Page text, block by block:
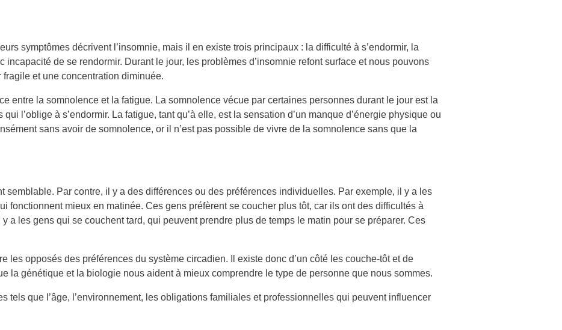
symptômes décrivent l’insomnie, mais il en existe trois principaux : la difficulté à s’endormir, la
de se rendormir. Durant le jour, les problèmes d’insomnie refont surface et nous pouvons
et une concentration diminuée.
entre la somnolence et la fatigue. La somnolence vécue par certaines personnes durant le jour est la
l’oblige à s’endormir. La fatigue, tant qu’à elle, est la sensation d’un manque d’énergie physique ou
sans avoir de somnolence, or il n’est pas possible de vivre de la somnolence sans que la
semblable. Par contre, il y a des différences ou des préférences individuelles. Par exemple, il y a les
fonctionnent mieux en matinée. Ces gens préfèrent se coucher plus tôt, car ils ont des difficultés à
a les gens qui se couchent tard, qui peuvent prendre plus de temps le matin pour se préparer. Ces
les opposés des préférences du système circadien. Il existe donc d’un côté les couche-tôt et de
la génétique et la biologie nous aident à mieux comprendre le type de personne que nous sommes.
tels que l’âge, l’environnement, les obligations familiales et professionnelles qui peuvent influencer